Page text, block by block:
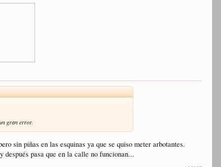
gran error.
sin piñas en las esquinas ya que se quiso meter arbotantes.
después pasa que en la calle no funcionan...